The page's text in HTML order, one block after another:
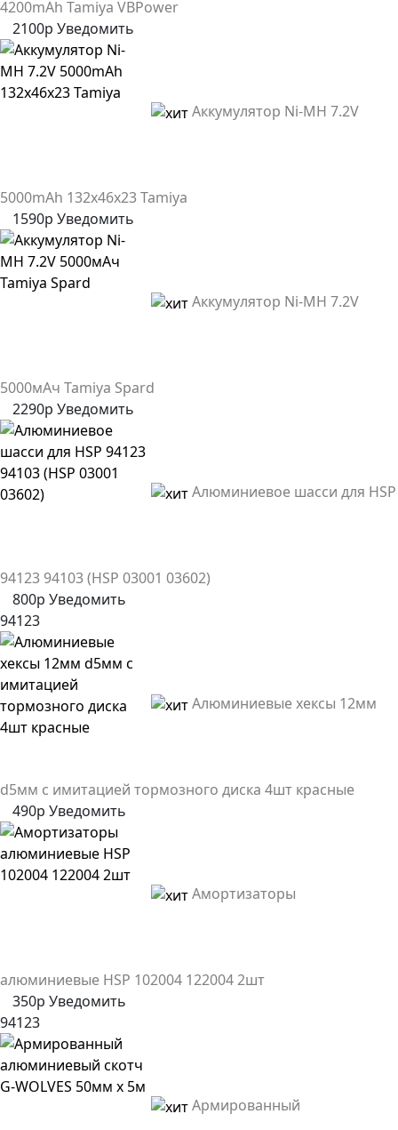
4200mAh Tamiya VBPower
2100р Уведомить
Аккумулятор Ni-MH 7.2V
5000mAh 132x46x23 Tamiya
1590р Уведомить
Аккумулятор Ni-MH 7.2V
5000мАч Tamiya Spard
2290р Уведомить
Алюминиевое шасси для HSP
94123 94103 (HSP 03001 03602)
800р Уведомить
94123
Алюминиевые хексы 12мм
d5мм с имитацией тормозного диска 4шт красные
490р Уведомить
Амортизаторы
алюминиевые HSP 102004 122004 2шт
350р Уведомить
94123
Армированный